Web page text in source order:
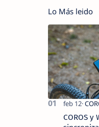
Lo Más leido
COROS y